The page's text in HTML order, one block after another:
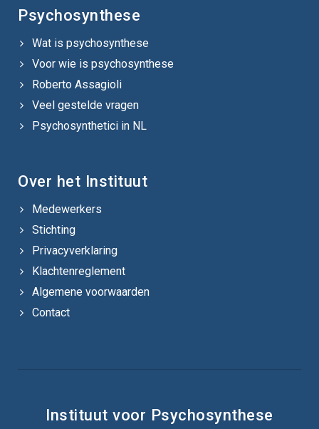
Psychosynthese
Wat is psychosynthese
Voor wie is psychosynthese
Roberto Assagioli
Veel gestelde vragen
Psychosynthetici in NL
Over het Instituut
Medewerkers
Stichting
Privacyverklaring
Klachtenreglement
Algemene voorwaarden
Contact
Instituut voor Psychosynthese